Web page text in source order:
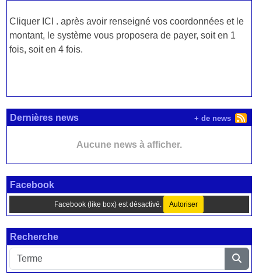
MacDo Sèvres
Cliquer ICI . après avoir renseigné vos coordonnées et le
montant, le système vous proposera de payer, soit en 1
fois, soit en 4 fois.
Dernières news
Aucune news à afficher.
+ de news
Facebook
Facebook (like box) est désactivé. Autoriser
Recherche